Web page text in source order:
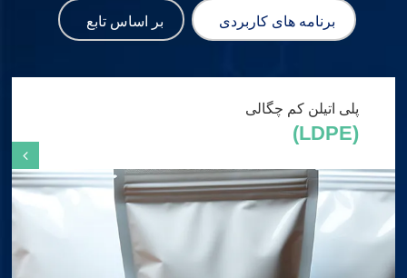
برنامه های کاربردی بر اساس تابع
پلی اتیلن کم چگالی
(LDPE)